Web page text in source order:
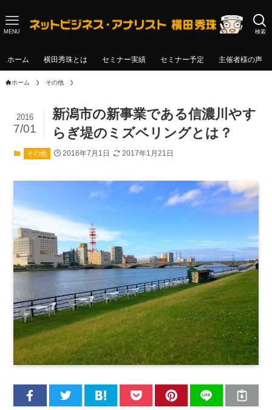
検索
MENU
ホーム 横田秀珠とは セミナー実績 セミナー予定 主催者様の声
ホーム その他
新潟市の新事業である信濃川やす
らぎ堤のミズベリングとは？
2016
7/01
その他 2016年7月1日 2017年1月21日